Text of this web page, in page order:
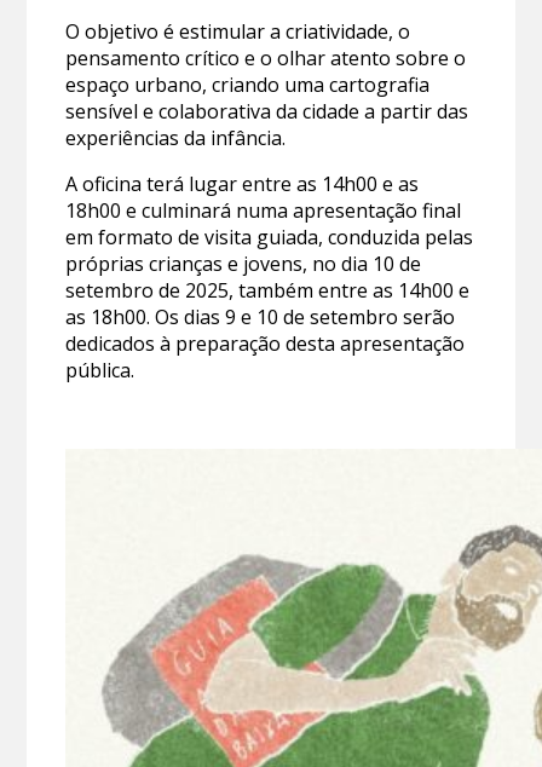
O objetivo é estimular a criatividade, o
pensamento crítico e o olhar atento sobre o
espaço urbano, criando uma cartografia
sensível e colaborativa da cidade a partir das
experiências da infância.
A oficina terá lugar entre as 14h00 e as
18h00 e culminará numa apresentação final
em formato de visita guiada, conduzida pelas
próprias crianças e jovens, no dia 10 de
setembro de 2025, também entre as 14h00 e
as 18h00. Os dias 9 e 10 de setembro serão
dedicados à preparação desta apresentação
pública.